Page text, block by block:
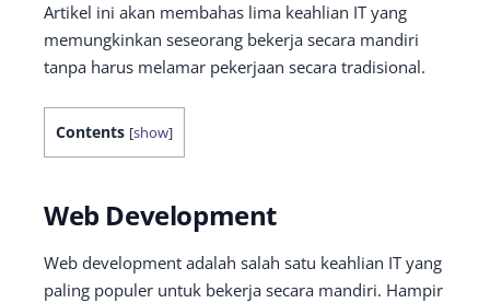
Artikel ini akan membahas lima keahlian IT yang
memungkinkan seseorang bekerja secara mandiri
tanpa harus melamar pekerjaan secara tradisional.
Contents [show]
Web Development
Web development adalah salah satu keahlian IT yang
paling populer untuk bekerja secara mandiri. Hampir